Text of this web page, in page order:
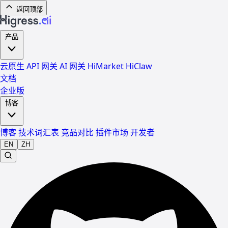
返回顶部
云原生 API 网关 AI 网关 HiMarket HiClaw
文档
企业版
博客技术词汇表 竞品对比 插件市场 开发者
EN ZH